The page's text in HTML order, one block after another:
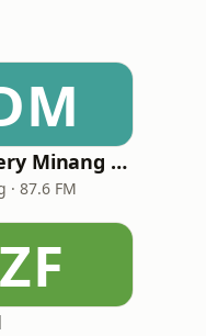
Discovery Minang FM
· 87.6 FM
ZF